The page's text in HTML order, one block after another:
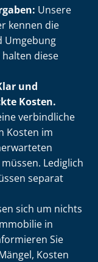
Unsere
kennen die
Umgebung
diese
und
Kosten.
verbindliche
Kosten im
Lediglich
separat
sich um nichts
in
Sie
Kosten